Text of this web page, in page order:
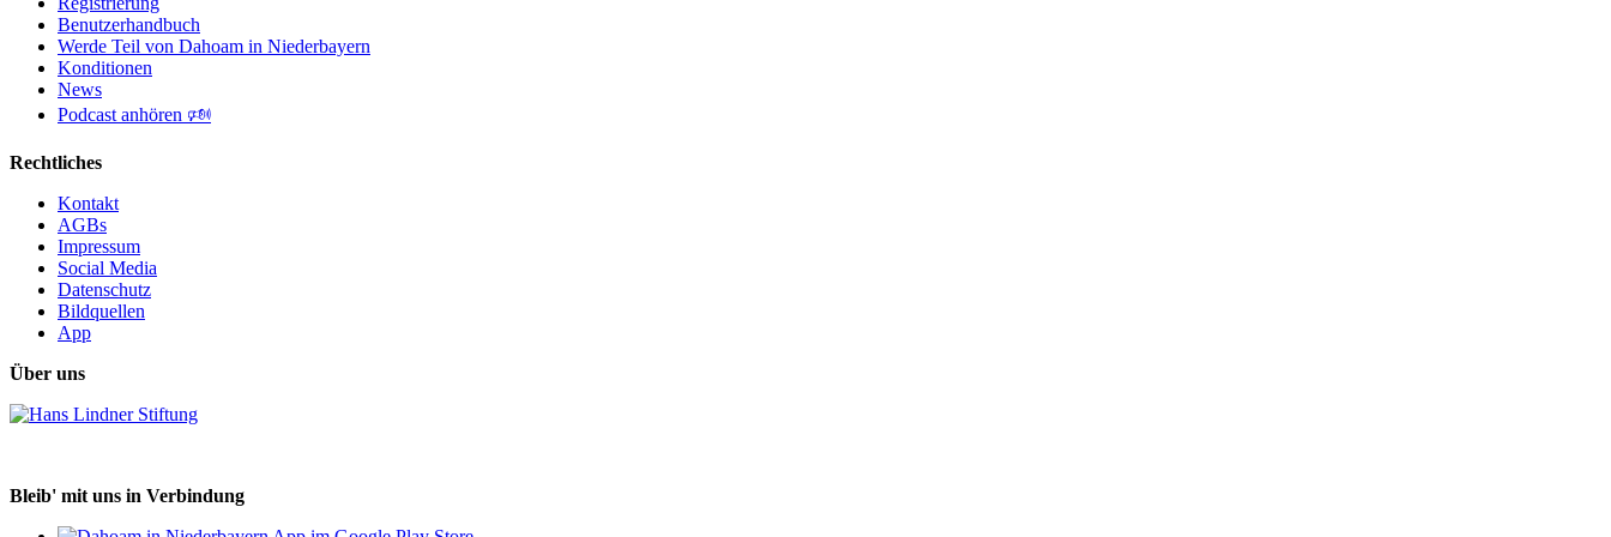
Benutzerhandbuch
Werde Teil von Dahoam in Niederbayern
Konditionen
News
Podcast anhören 🕬
Rechtliches
Kontakt
AGBs
Impressum
Social Media
Datenschutz
Bildquellen
App
Über uns
Bleib' mit uns in Verbindung